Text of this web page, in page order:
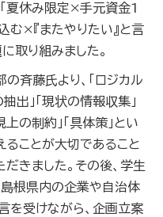
夏休み限定×手元資金1
×『またやりたい』と言
取り組みました。
斉藤氏より、「ロジカル
出」「現状の情報収集」
上の制約」「具体策」とい
ことが大切であること
きました。その後、学生
根県内の企業や自治体
を受けながら、企画立案